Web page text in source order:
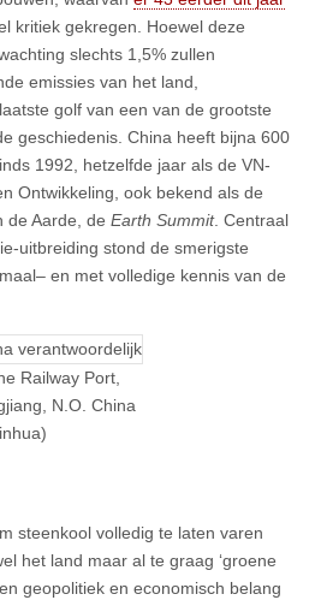
kritiek gekregen. Hoewel deze
slechts 1,5% zullen
emissies van het land,
golf van een van de grootste
geschiedenis. China heeft bijna 600
1992, hetzelfde jaar als de VN-
Ontwikkeling, ook bekend als de
de Aarde, de Earth Summit. Centraal
uitbreiding stond de smerigste
en met volledige kennis van de
Railway Port,
N.O. China
steenkool volledig te laten varen
het land maar al te graag ‘groene
geopolitiek en economisch belang